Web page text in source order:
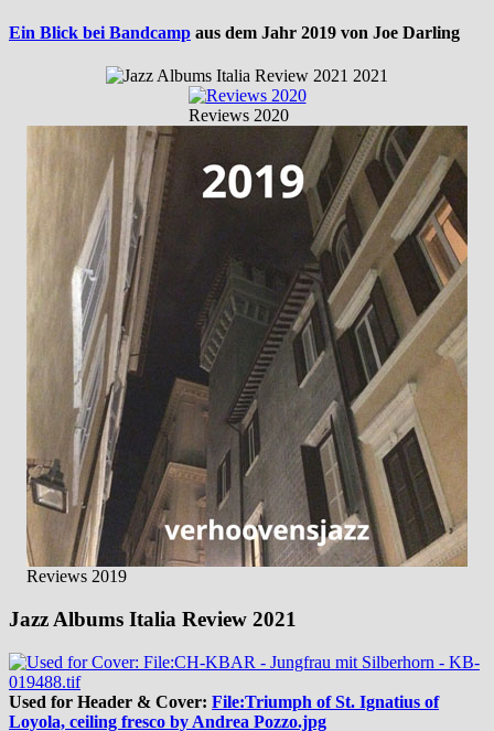
Ein Blick bei Bandcamp aus dem Jahr 2019 von Joe Darling
Reviews 2020
Reviews 2019
Jazz Albums Italia Review 2021
Used for Header & Cover: File:Triumph of St. Ignatius of
Loyola, ceiling fresco by Andrea Pozzo.jpg